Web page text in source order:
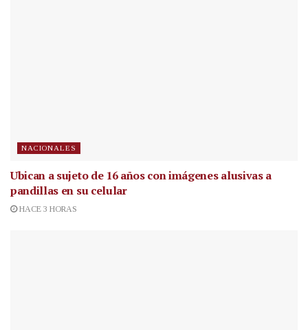
NACIONALES
Ubican a sujeto de 16 años con imágenes alusivas a
pandillas en su celular
HACE 3 HORAS